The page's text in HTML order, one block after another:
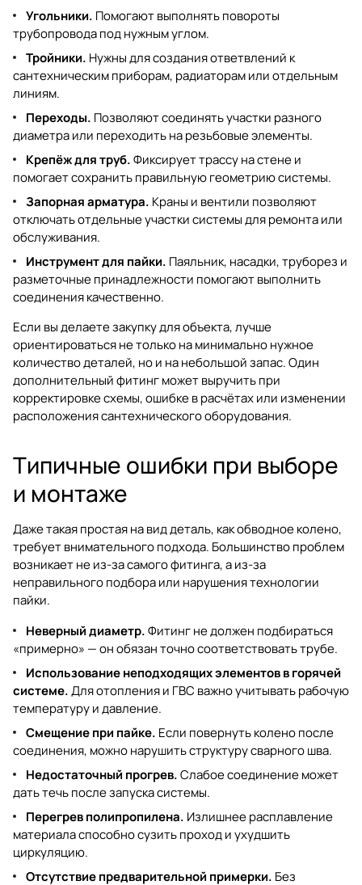
Угольники. Помогают выполнять повороты
трубопровода под нужным углом.
Тройники. Нужны для создания ответвлений к
сантехническим приборам, радиаторам или отдельным
линиям.
Переходы. Позволяют соединять участки разного
диаметра или переходить на резьбовые элементы.
Крепёж для труб.Фиксирует трассу на стене и
помогает сохранить правильную геометрию системы.
Запорная арматура. Краны и вентили позволяют
отключать отдельные участки системы для ремонта или
обслуживания.
Инструмент для пайки. Паяльник, насадки, труборез и
разметочные принадлежности помогают выполнить
соединения качественно.
Если вы делаете закупку для объекта, лучше
ориентироваться не только на минимально нужное
количество деталей, но и на небольшой запас. Один
дополнительный фитинг может выручить при
корректировке схемы, ошибке в расчётах или изменении
расположения сантехнического оборудования.
Типичные ошибки при выборе
и монтаже
Даже такая простая на вид деталь, как обводное колено,
требует внимательного подхода. Большинство проблем
возникает не из-за самого фитинга, а из-за
неправильного подбора или нарушения технологии
пайки.
Неверный диаметр.Фитинг не должен подбираться
«примерно» — он обязан точно соответствовать трубе.
Использование неподходящих элементов в горячей
системе.Для отопления и ГВС важно учитывать рабочую
температуру и давление.
Смещение при пайке. Если повернуть колено после
соединения, можно нарушить структуру сварного шва.
Недостаточный прогрев.Слабое соединение может
дать течь после запуска системы.
Перегрев полипропилена. Излишнее расплавление
материала способно сузить проход и ухудшить
циркуляцию.
Отсутствие предварительной примерки. Без